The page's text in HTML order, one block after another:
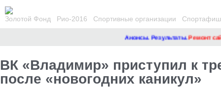
Золотой Фонд Рио-2016 Спортивные организации
Анонсы. Результаты.Ремонт сайта
ВК «Владимир» приступил к
после «новогодних каникул»